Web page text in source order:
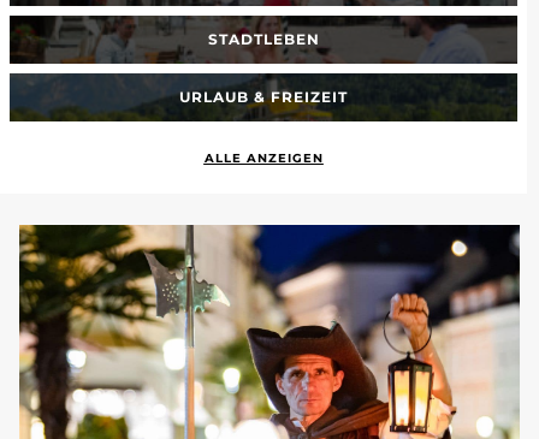
STADTLEBEN
URLAUB & FREIZEIT
ALLE ANZEIGEN